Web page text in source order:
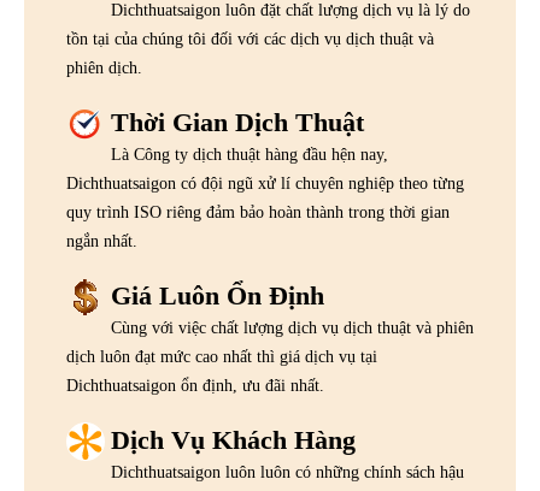
Dichthuatsaigon luôn đặt chất lượng dịch vụ là lý do
tồn tại của chúng tôi đối với các dịch vụ dịch thuật và
phiên dịch.
Thời Gian Dịch Thuật
Là Công ty dịch thuật hàng đầu hện nay,
Dichthuatsaigon có đội ngũ xử lí chuyên nghiệp theo từng
quy trình ISO riêng đảm bảo hoàn thành trong thời gian
ngắn nhất.
Giá Luôn Ổn Định
Cùng với việc chất lượng dịch vụ dịch thuật và phiên
dịch luôn đạt mức cao nhất thì giá dịch vụ tại
Dichthuatsaigon ổn định, ưu đãi nhất.
Dịch Vụ Khách Hàng
Dichthuatsaigon luôn luôn có những chính sách hậu